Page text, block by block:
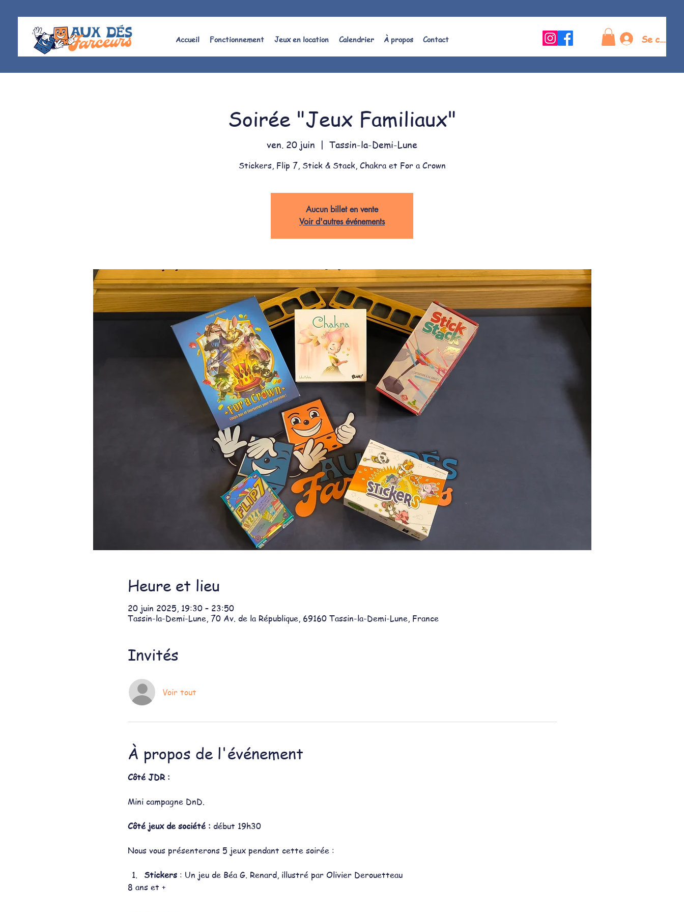
Accueil Fonctionnement Jeux en location Calendrier À propos Contact Se
Soirée "Jeux Familiaux"
ven. 20 juin
  |
Tassin-la-Demi-Lune
Stickers, Flip 7, Stick & Stack, Chakra et For a Crown
Aucun billet en vente
Voir d'autres événements
Heure et lieu
20 juin 2025, 19:30 – 23:50
Tassin-la-Demi-Lune, 70 Av. de la République, 69160 Tassin-la-Demi-Lune, France
Invités
Voir tout
À propos de l'événement
Côté JDR :
Mini campagne DnD.
Côté jeux de société : début 19h30
Nous vous présenterons 5 jeux pendant cette soirée :
Stickers : Un jeu de Béa G. Renard, illustré par Olivier Derouetteau
8 ans et +